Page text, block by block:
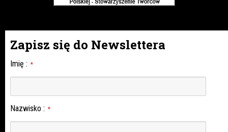
Zapisz się do Newslettera
Imię : *
Nazwisko : *